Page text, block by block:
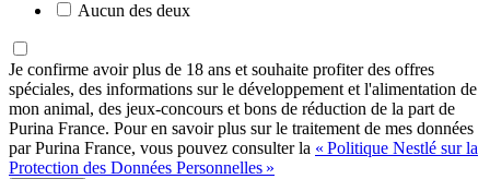
Aucun des deux
Je confirme avoir plus de 18 ans et souhaite profiter des offres
spéciales, des informations sur le développement et l'alimentation de
mon animal, des jeux-concours et bons de réduction de la part de
Purina France. Pour en savoir plus sur le traitement de mes données
par Purina France, vous pouvez consulter la « Politique Nestlé sur la
Protection des Données Personnelles »